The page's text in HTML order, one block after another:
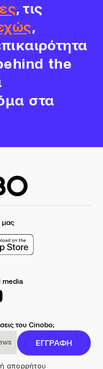
, τις
,
the
στα
μας
media
του Cinobo;
ΕΓΓΡΑΦΗ
απορρήτου